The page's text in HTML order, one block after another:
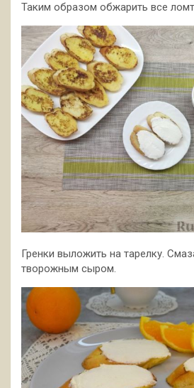
Таким образом обжарить все
Гренки выложить на тарелку.
творожным сыром.